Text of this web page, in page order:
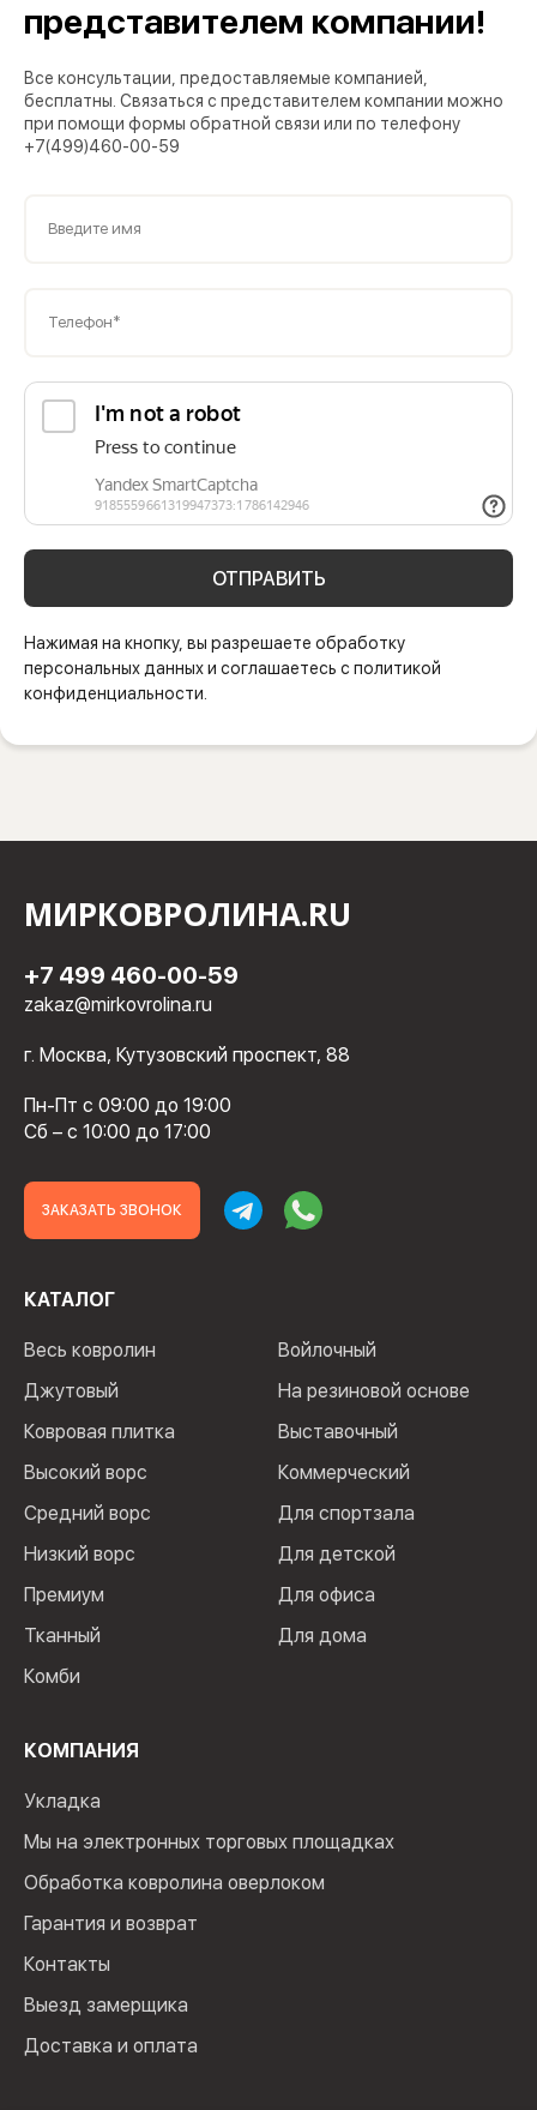
представителем компании!
Все консультации, предоставляемые компанией,
бесплатны. Связаться с представителем компании можно
при помощи формы обратной связи или по телефону
+7(499)460-00-59
Введите имя
Телефон*
ОТПРАВИТЬ
Нажимая на кнопку, вы разрешаете обработку
персональных данных и соглашаетесь с политикой
конфиденциальности.
МИРКОВРОЛИНА.RU
+7 499 460-00-59
zakaz@mirkovrolina.ru
г. Москва, Кутузовский проспект, 88
Пн-Пт с 09:00 до 19:00
Сб – с 10:00 до 17:00
ЗАКАЗАТЬ ЗВОНОК
КАТАЛОГ
Весь ковролин
Джутовый
Ковровая плитка
Высокий ворс
Средний ворс
Низкий ворс
Премиум
Тканный
Комби
Войлочный
На резиновой основе
Выставочный
Коммерческий
Для спортзала
Для детской
Для офиса
Для дома
КОМПАНИЯ
Укладка
Мы на электронных торговых площадках
Обработка ковролина оверлоком
Гарантия и возврат
Контакты
Выезд замерщика
Доставка и оплата